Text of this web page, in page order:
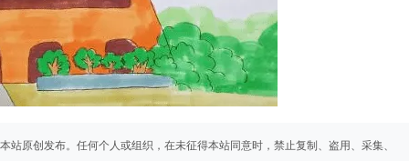
站原创发布。任何个人或组织，在未征得本站同意时，禁止复制、盗用、采集、